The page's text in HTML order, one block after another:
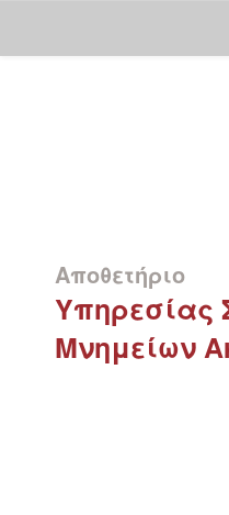
Αποθετήριο
Υπηρεσίας
Μνημείων